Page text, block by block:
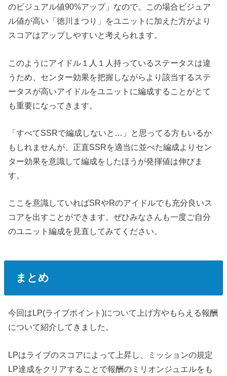
のビジュアル値90%アップ」なので、この場合ビジュア
ル値が高い「徳川まつり」をユニットに加えた方がより
スコアはアップしやすいと考えられます。
このようにアイドル１人１人持っているステータスは違
うため、センター効果を把握しながらより該当するステ
ータスが高いアイドルをユニットに編成することがとて
も重要になってきます。
「すべてSSRで編成しないと…」と思ってる方もいるか
もしれませんが、正直SSRを適当に並べた編成よりセン
ター効果を意識して編成をしたほうが発揮値は伸びま
す。
ここを意識していればSRやRのアイドルでも充分良いス
コアを出すことができます。ぜひみなさんも一度ご自分
のユニット編成を見直してみてください。
まとめ
今回はLP(ライブポイント)について上げ方やもらえる報酬
について紹介してきました。
LPはライブのスコアによって上昇し、ミッションの規定
LP達成をクリアすることで報酬のミリオンジュエルをも